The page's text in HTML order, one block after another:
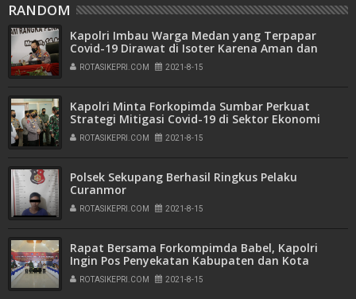
RANDOM
Kapolri Imbau Warga Medan yang Terpapar
Covid-19 Dirawat di Isoter Karena Aman dan
Nyaman
ROTASIKEPRI.COM 2021-8-15
Kapolri Minta Forkopimda Sumbar Perkuat
Strategi Mitigasi Covid-19 di Sektor Ekonomi
Warga
ROTASIKEPRI.COM 2021-8-15
Polsek Sekupang Berhasil Ringkus Pelaku
Curanmor
ROTASIKEPRI.COM 2021-8-15
Rapat Bersama Forkompimda Babel, Kapolri
Ingin Pos Penyekatan Kabupaten dan Kota
Dioptimalkan
ROTASIKEPRI.COM 2021-8-15